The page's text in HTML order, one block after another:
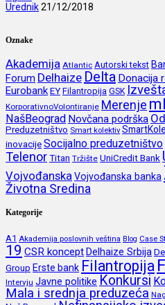
Urednik21/12/2018
Oznake
Akademija Atlantic Autorski tekst
Forum Delhaize Delta Donacija
EurobankEY Filantropija GSK
KorporativnoVolontiranje Merenje
NašBeograd Novčana podrška
Preduzetništvo Smart kolektiv
inovacijeSocijalno preduzetništvo
TelenorTitan Tržište UniCredit Bank
VojvođanskaVojvođanska banka
Životna Sredina
Kategorije
A1 Akademija poslovnih veština Blog Case
19 CSR konceptDelhaize Srbija
Group Erste bank Filantropija
Intervju Javne politike Konkursi
Mala i srednja preduzeća